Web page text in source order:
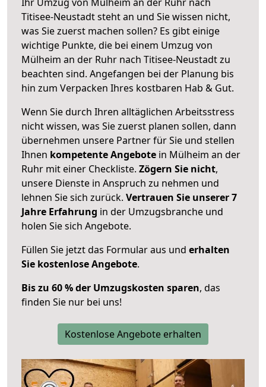
Titisee-Neustadt steht an und Sie wissen nicht,
was Sie zuerst machen sollen? Es gibt einige
wichtige Punkte, die bei einem Umzug von
Mülheim an der Ruhr nach Titisee-Neustadt zu
beachten sind. Angefangen bei der Planung bis
hin zum Verpacken Ihres kostbaren Hab & Gut.
Wenn Sie durch Ihren alltäglichen Arbeitsstress
nicht wissen, was Sie zuerst planen sollen, dann
übernehmen unsere Partner für Sie und stellen
Ihnen kompetente Angebote in Mülheim an der
Ruhr mit einer Checkliste. Zögern Sie nicht,
unsere Dienste in Anspruch zu nehmen und
lehnen Sie sich zurück. Vertrauen Sie unserer 7
Jahre Erfahrung in der Umzugsbranche und
holen Sie sich Angebote.
Füllen Sie jetzt das Formular aus und erhalten
Sie kostenlose Angebote.
Bis zu 60 % der Umzugskosten sparen, das
finden Sie nur bei uns!
Kostenlose Angebote erhalten